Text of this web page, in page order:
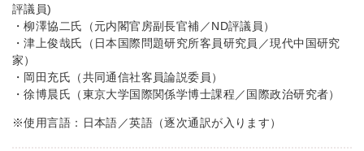
評議員)
・柳澤協二氏（元内閣官房副長官補／ND評議員）
・津上俊哉氏（日本国際問題研究所客員研究員／現代中国研究
家）
・岡田充氏（共同通信社客員論説委員）
・徐博晨氏（東京大学国際関係学博士課程／国際政治研究者）
※使用言語：日本語／英語（逐次通訳が入ります）